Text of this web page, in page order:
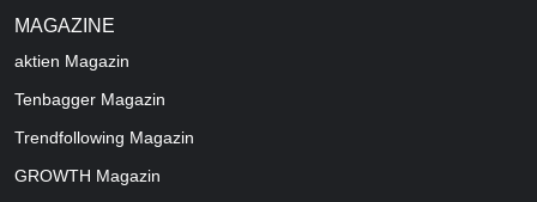
MAGAZINE
aktien Magazin
Tenbagger Magazin
Trendfollowing Magazin
GROWTH Magazin